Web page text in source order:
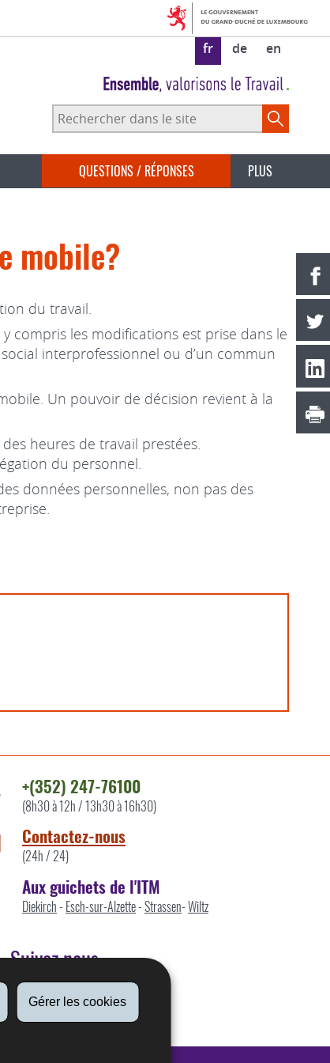
Gérer les cookies
fr de en
Rechercher
dans
QUESTIONS / RÉPONSES PLUS
mobile?
du travail.
compris les modifications est prise dans le
interprofessionnel ou d’un commun
Un pouvoir de décision revient à la
heures de travail prestées.
du personnel.
données personnelles, non pas des
+(352) 247-76100
(8h30 à 12h / 13h30 à 16h30)
Contactez-nous
(24h / 24)
Aux guichets de l'ITM
Diekirch- Esch-sur-Alzette-Strassen-Wiltz
Suivez nous
Linkedin